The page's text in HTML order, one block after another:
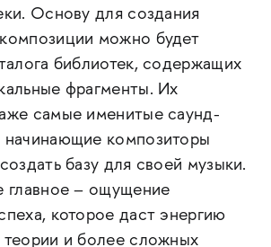
Основу для создания
можно будет
библиотек, содержащих
фрагменты. Их
самые именитые саунд-
композиторы
базу для своей музыки.
главное – ощущение
которое даст энергию
теории и более сложных